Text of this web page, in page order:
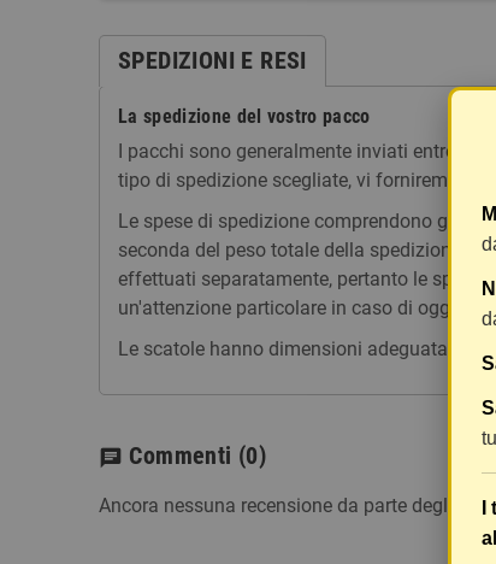
SPEDIZIONI E RESI
La spedizione del vostro pacco
I pacchi sono generalmente inviati entro 2
tipo di spedizione scegliate, vi forniremo un
Le spese di spedizione comprendono gli
seconda del peso totale della spedizione.
effettuati separatamente, pertanto le spese
un'attenzione particolare in caso di oggetti
Le scatole hanno dimensioni
chat Commenti (0)
Ancora nessuna recensione da parte degli